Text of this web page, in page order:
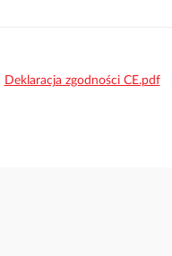
Deklaracja zgodności CE.pdf